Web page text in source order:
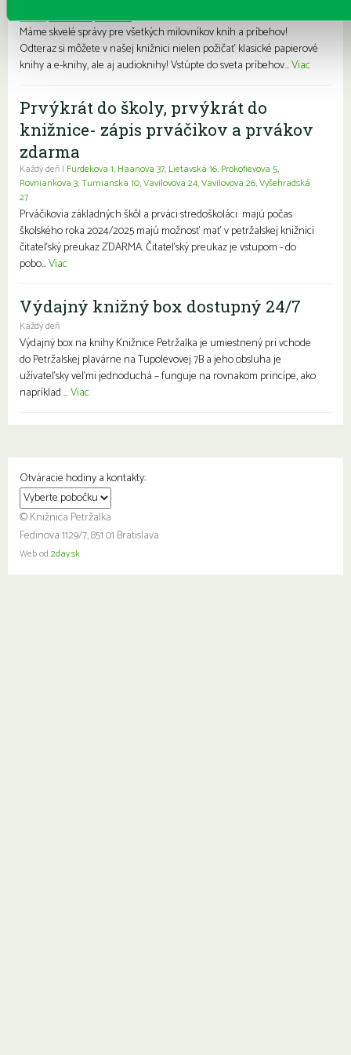
Máme skvelé správy pre všetkých milovníkov kníh a príbehov!
Odteraz si môžete v našej knižnici nielen požičať klasické papierové
knihy a e-knihy, ale aj audioknihy! Vstúpte do sveta príbehov...Viac
Prvýkrát do školy, prvýkrát do
knižnice- zápis prváčikov a prvákov
zdarma
Každý deň | Furdekova 1, Haanova 37, Lietavská 16, Prokofievova 5,
Rovniankova 3,Turnianska 10,Vavilovova 24,Vavilovova 26,Vyšehradská
27
Prváčikovia základných škôl a prváci stredoškoláci majú počas
školského roka 2024/2025 majú možnosť mať v petržalskej knižnici
čitateľský preukaz ZDARMA. Čitateľský preukaz je vstupom - do
pobo...Viac
Výdajný knižný box dostupný 24/7
Každý deň
Výdajný box na knihy Knižnice Petržalka je umiestnený pri vchode
do Petržalskej plavárne na Tupolevovej 7B a jeho obsluha je
užívateľsky veľmi jednoduchá – funguje na rovnakom princípe, ako
napríklad ...Viac
Otváracie hodiny a kontakty:
© Knižnica Petržalka
Fedinova 1129/7, 851 01 Bratislava
Web od 2day.sk